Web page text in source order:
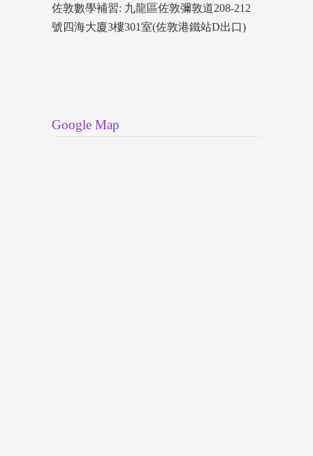
佐敦數學補習: 九龍區佐敦彌敦道208-212
號四海大廈3樓301室(佐敦港鐵站D出口)
Google Map